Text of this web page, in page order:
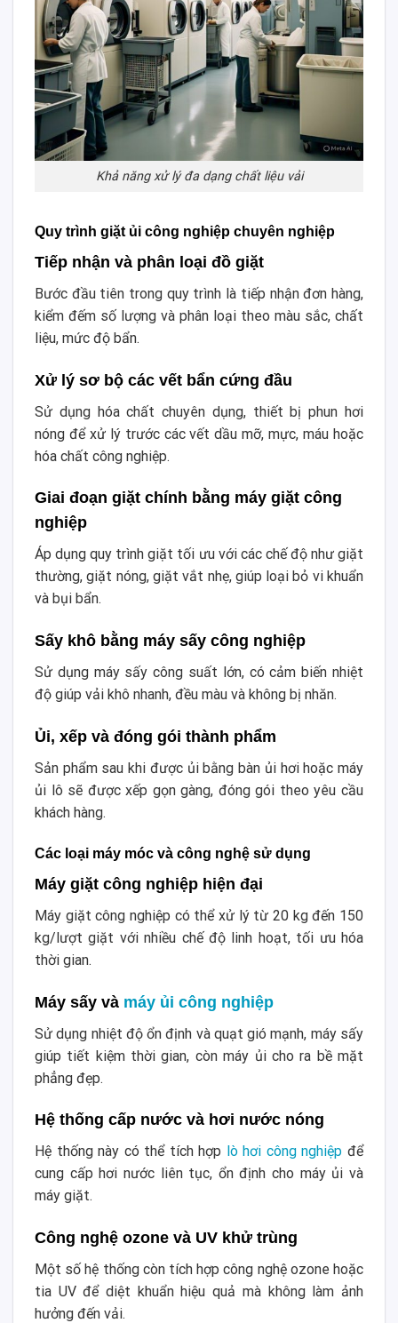
Khả năng xử lý đa dạng chất liệu vải
Quy trình giặt ủi công nghiệp chuyên nghiệp
Tiếp nhận và phân loại đồ giặt
Bước đầu tiên trong quy trình là tiếp nhận đơn hàng,
kiểm đếm số lượng và phân loại theo màu sắc, chất
liệu, mức độ bẩn.
Xử lý sơ bộ các vết bẩn cứng đầu
Sử dụng hóa chất chuyên dụng, thiết bị phun hơi
nóng để xử lý trước các vết dầu mỡ, mực, máu hoặc
hóa chất công nghiệp.
Giai đoạn giặt chính bằng máy giặt công
nghiệp
Áp dụng quy trình giặt tối ưu với các chế độ như giặt
thường, giặt nóng, giặt vắt nhẹ, giúp loại bỏ vi khuẩn
và bụi bẩn.
Sấy khô bằng máy sấy công nghiệp
Sử dụng máy sấy công suất lớn, có cảm biến nhiệt
độ giúp vải khô nhanh, đều màu và không bị nhăn.
Ủi, xếp và đóng gói thành phẩm
Sản phẩm sau khi được ủi bằng bàn ủi hơi hoặc máy
ủi lô sẽ được xếp gọn gàng, đóng gói theo yêu cầu
khách hàng.
Các loại máy móc và công nghệ sử dụng
Máy giặt công nghiệp hiện đại
Máy giặt công nghiệp có thể xử lý từ 20 kg đến 150
kg/lượt giặt với nhiều chế độ linh hoạt, tối ưu hóa
thời gian.
Máy sấy và máy ủi công nghiệp
Sử dụng nhiệt độ ổn định và quạt gió mạnh, máy sấy
giúp tiết kiệm thời gian, còn máy ủi cho ra bề mặt
phẳng đẹp.
Hệ thống cấp nước và hơi nước nóng
Hệ thống này có thể tích hợp lò hơi công nghiệp để
cung cấp hơi nước liên tục, ổn định cho máy ủi và
máy giặt.
Công nghệ ozone và UV khử trùng
Một số hệ thống còn tích hợp công nghệ ozone hoặc
tia UV để diệt khuẩn hiệu quả mà không làm ảnh
hưởng đến vải.